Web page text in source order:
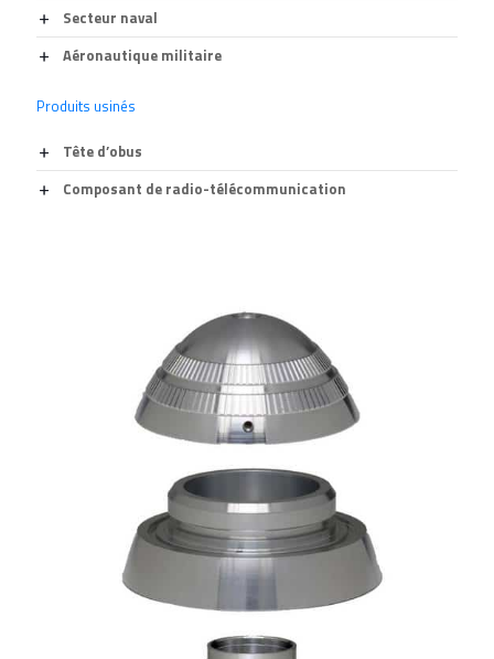
Secteur naval
Aéronautique militaire
Produits usinés
Tête d’obus
Composant de radio-télécommunication